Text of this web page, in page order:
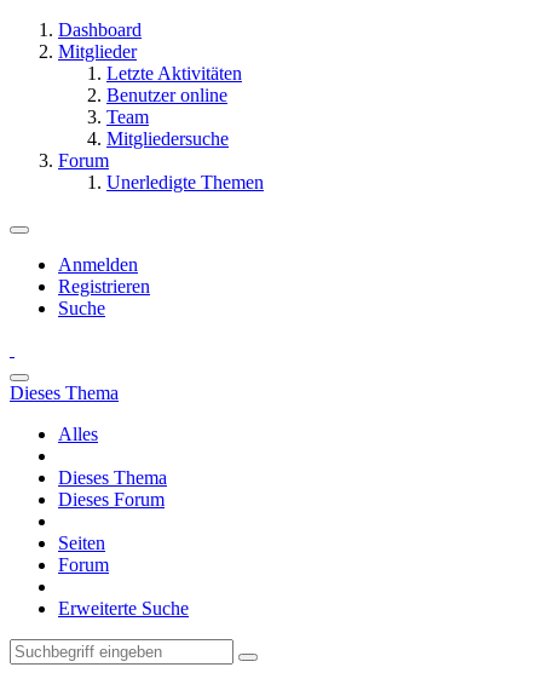
Dashboard
Mitglieder
Letzte Aktivitäten
Benutzer online
Team
Mitgliedersuche
Forum
Unerledigte Themen
Anmelden
Registrieren
Suche
Dieses Thema
Alles
Dieses Thema
Dieses Forum
Seiten
Forum
Erweiterte Suche